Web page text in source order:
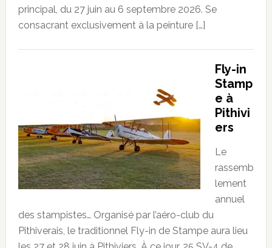
principal, du 27 juin au 6 septembre 2026. Se
consacrant exclusivement à la peinture […]
Fly-in
Stamp
e à
Pithivi
ers
Le
rassemb
lement
annuel
des stampistes… Organisé par l’aéro-club du
Pithiverais, le traditionnel Fly-in de Stampe aura lieu